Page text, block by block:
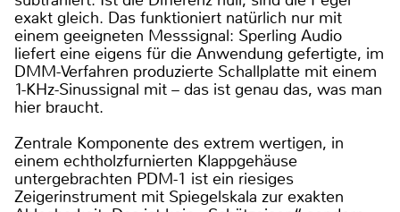
exakt gleich. Das funktioniert natürlich nur mit
einem geeigneten Messsignal: Sperling Audio
liefert eine eigens für die Anwendung gefertigte, im
DMM-Verfahren produzierte Schallplatte mit einem
1-KHz-Sinussignal mit – das ist genau das, was man
hier braucht.
Zentrale Komponente des extrem wertigen, in
einem echtholzfurnierten Klappgehäuse
untergebrachten PDM-1 ist ein riesiges
Zeigerinstrument mit Spiegelskala zur exakten